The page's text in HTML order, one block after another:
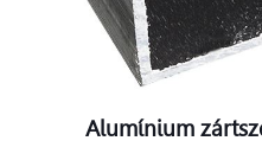
Alumínium